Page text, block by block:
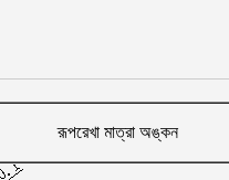
রূপরেখা মাত্রা অঙ্কন